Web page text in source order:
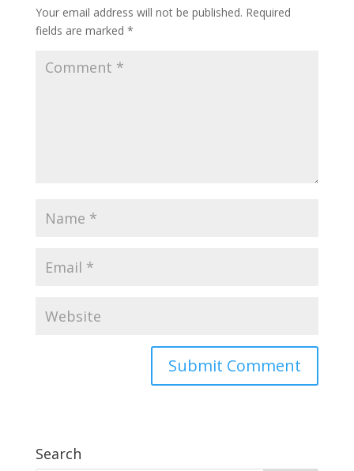
Your email address will not be published. Required
fields are marked *
Search